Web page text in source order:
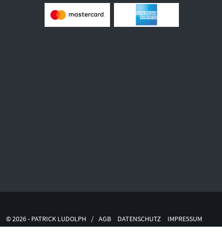
© 2026 - PATRICK LUDOLPH / AGB DATENSCHUTZ IMPRESSUM